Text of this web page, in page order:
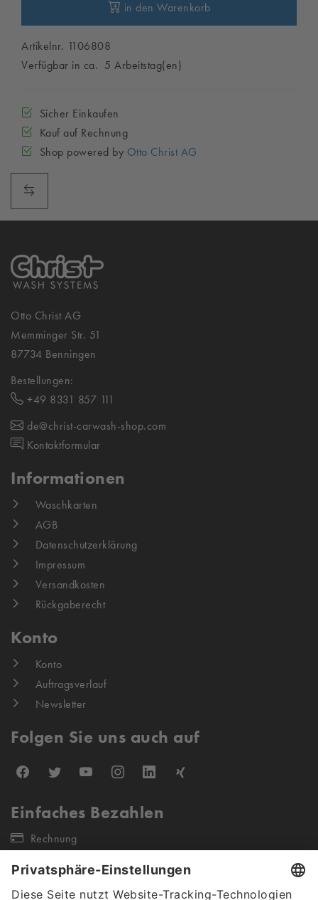
in den Warenkorb
Artikelnr. 1106808
Verfügbar in ca. 5 Arbeitstag(en)
Sicher Einkaufen
Kauf auf Rechnung
Shop powered by Otto Christ AG
Otto Christ AG
Memminger Str. 51
87734 Benningen
Bestellungen:
+49 8331 857 111
de@christ-carwash-shop.com
Kontaktformular
Informationen
Waschkarten
AGB
Datenschutzerklärung
Impressum
Versandkosten
Rückgaberecht
Konto
Konto
Auftragsverlauf
Newsletter
Folgen Sie uns auch auf
Einfaches Bezahlen
Rechnung
Unsere Versandpartner